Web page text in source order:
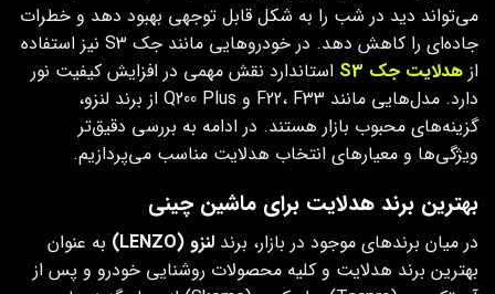
می‌تواند دید در شب را به شکل قابل توجهی بهبود دهد و خطرات
جاده‌ای را کاهش دهد. در خودروهایی مانند جک S3 نیز استفاده
از هدلایت جک
استاندارد نقش مهمی در افزایش کیفیت نور
دارد. مدل‌هایی مانند F22، F33 و Q200 Plus از برند لنزو،
گزینه‌های محبوب بازار هستند. در ادامه به بررسی دقیق‌تر
ویژگی‌ها و معیارهای انتخاب هدلایت مناسب می‌پردازیم.
بهترین برند هدلایت‌ برای ماشین چینی
در میان برندهای موجود در بازار، برند لنزو (LENZO)
به عنوان
بهترین برند هدلایت و کلیه محصولات روشنایی خودرو و پس از